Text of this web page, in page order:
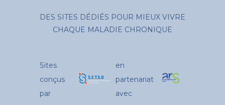
DES SITES DÉDIÉS POUR MIEUX VIVRE
CHAQUE MALADIE CHRONIQUE
Sites
conçus
par
en
partenariat
avec